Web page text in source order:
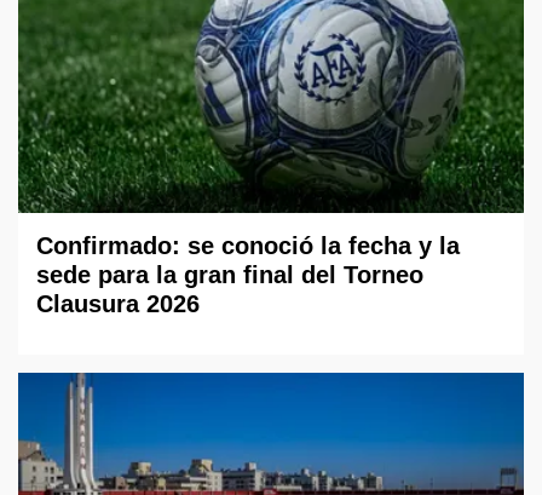
Confirmado: se conoció la fecha y la
sede para la gran final del Torneo
Clausura 2026